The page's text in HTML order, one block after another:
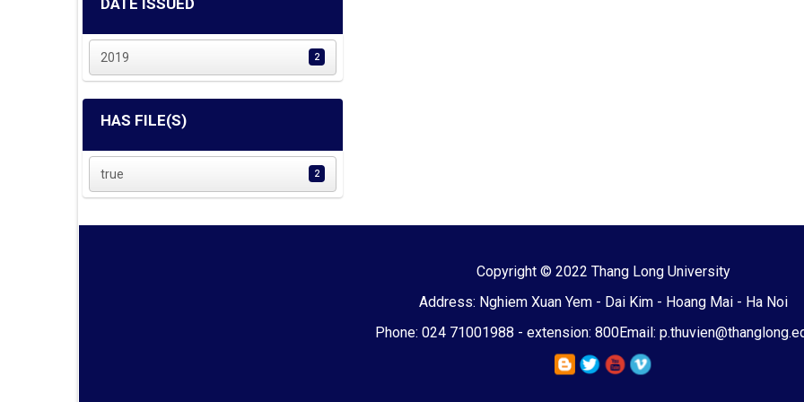
DATE ISSUED
2019 2
HAS FILE(S)
true 2
Copyright © 2022 Thang Long University
Address: Nghiem Xuan Yem - Dai Kim - Hoang Mai - Ha Noi
Phone: 024 71001988 - extension: 800Email: